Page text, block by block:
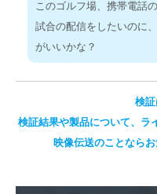
このゴルフ場、携帯電話
試合の配信をしたいのに
がいいかな？
検証
検証結果や製品について、ラ
映像伝送のことなら